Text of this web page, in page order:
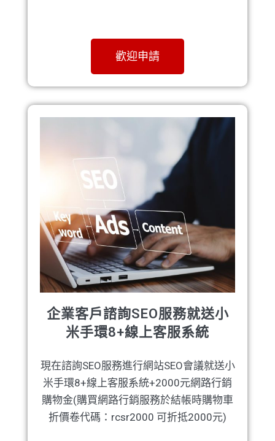
歡迎申請
企業客戶諮詢SEO服務就送小
米手環8+線上客服系統
現在諮詢SEO服務進行網站SEO會議就送小
米手環8+線上客服系統+2000元網路行銷
購物金(購買網路行銷服務於結帳時購物車
折價卷代碼：rcsr2000 可折抵2000元)